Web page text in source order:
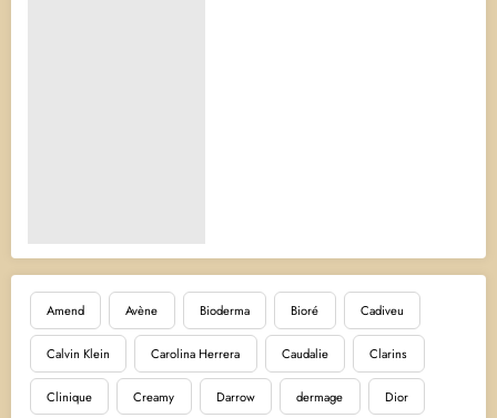
Amend Avène Bioderma Bioré Cadiveu
Calvin Klein Carolina Herrera Caudalie Clarins
Clinique Creamy Darrow dermage Dior